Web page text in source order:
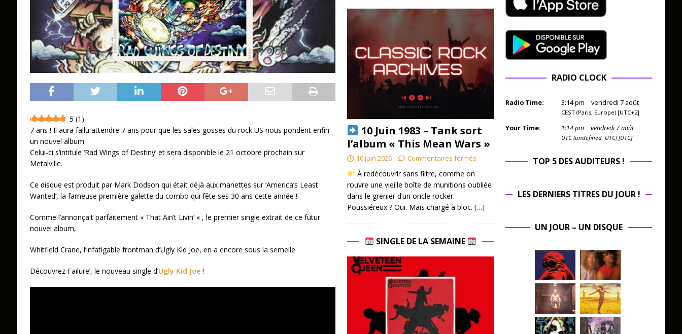
5 (1 )
7 ans ! Il aura fallu attendre 7 ans pour que les sales gosses du rock US nous pondent enfin
un nouvel album.
Celui-ci s’intitule ‘Rad Wings of Destiny’ et sera disponible le 21 octobre prochain sur
Metalville.
Ce disque est produit par Mark Dodson qui était déjà aux manettes sur ‘America’s Least
Wanted’, la fameuse première galette du combo qui fête ses 30 ans cette année !
Comme l’annonçait parfaitement « That Ain’t Livin’ « , le premier single extrait de ce futur
nouvel album,
Whitfield Crane, l’infatigable frontman d’Ugly Kid Joe, en a encore sous la semelle
Découvrez Failure’, le nouveau single d’Ugly Kid Joe!
10 Juin 1983 – Tank sort
l’album « This Mean Wars »
10 juin 2026 Commentaires fermés
À redécouvrir sans filtre, comme on
rouvre une vieille boîte de munitions oubliée
dans le grenier d’un oncle rocker.
Poussiéreux ? Oui. Mais chargé à bloc. […]
SINGLE DE LA SEMAINE
RADIO CLOCK
Radio Time: 3:14pm vendredi 7 août
CEST (Paris, Europe) [UTC+2]
Your Time: 1:14pm vendredi 7 août
UTC (undefined, UTC) [UTC]
TOP 5 DES AUDITEURS !
LES DERNIERS TITRES DU JOUR !
UN JOUR – UN DISQUE